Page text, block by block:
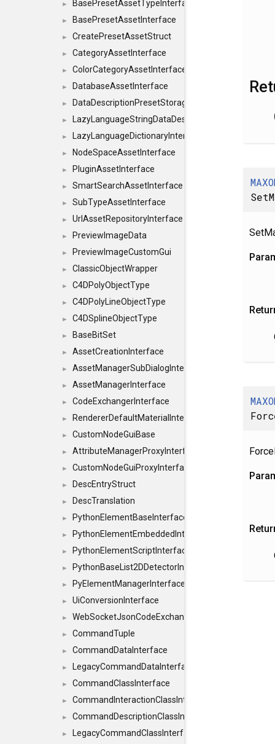
► BasePresetAssetTypeInterface
► BasePresetAssetInterface
► CreatePresetAssetStruct
► CategoryAssetInterface
► ColorCategoryAssetInterface
► DatabaseAssetInterface
► DataDescriptionPresetStorageInterface
►
► LazyLanguageDictionaryInterface
► NodeSpaceAssetInterface
► PluginAssetInterface
► SmartSearchAssetInterface
► SubTypeAssetInterface
► UrlAssetRepositoryInterface
► PreviewImageData
► PreviewImageCustomGui
► ClassicObjectWrapper
► C4DPolyObjectType
► C4DPolyLineObjectType
► C4DSplineObjectType
► BaseBitSet
► AssetCreationInterface
► AssetManagerSubDialogInterface
► AssetManagerInterface
► CodeExchangerInterface
► RendererDefaultMaterialInterface
► CustomNodeGuiBase
► AttributeManagerProxyInterface
► CustomNodeGuiProxyInterface
► DescEntryStruct
► DescTranslation
► PythonElementBaseInterface
► PythonElementEmbeddedInterface
► PythonElementScriptInterface
► PythonBaseList2DDetectorInterface
► PyElementManagerInterface
► UiConversionInterface
► WebSocketJsonCodeExchangerInterface
► CommandTuple
► CommandDataInterface
► LegacyCommandDataInterface
► CommandClassInterface
► CommandInteractionClassInterface
► CommandDescriptionClassInterface
► LegacyCommandClassInterface